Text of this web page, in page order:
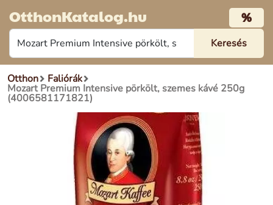
OtthonKatalog.hu %
Otthon Faliórák
Mozart Premium Intensive pörkölt, szemes kávé 250g
(4006581171821)